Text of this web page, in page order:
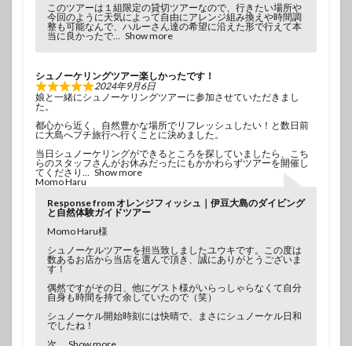
このツアーは１組限定の貸切ツアーなので、行きたい場所や
今回のように天気によって自由にアレンジ組み換えや時間調
整も可能なんで、ハルーさん達の希望に沿えた形で行えて本
当に良かったで
Show more
シュノーケリングツアー楽しかったです！
2024年9月6日
娘と一緒にシュノーケリングツアーに参加させていただきまし
た。
都心から近く、自然豊かな場所でリフレッシュしたい！と数日前
に大島へプチ旅行へ行くことに決めました。
当日シュノーケリングができるところを探していましたら、こち
らのスタッフさんがお休みだったにもかかわらずツアーを開催し
てくださり
Show more
Momo Haru
Response from オレンジフィッシュ｜伊豆大島のダイビング
と自然体験ガイドツアー
Momo Haru様
シュノーケルツアーを担当致しましたユウキです。この度は
数あるお店から当店を選んで頂き、誠にありがとうございま
す！
偶然ですがその日、他にゲスト様がいらっしゃらなくて自分
自身も時間を持て余していたので（笑）
シュノーケル開始時刻には快晴で、まさにシュノーケル日和
でしたね！